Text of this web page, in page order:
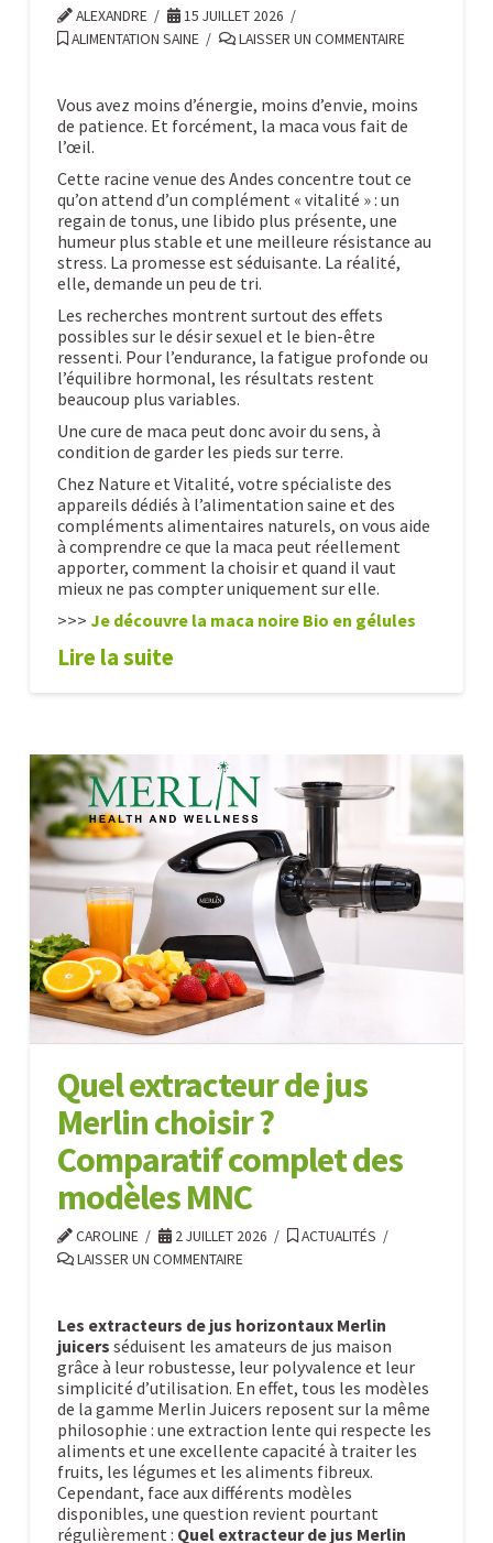
ALEXANDRE
15 JUILLET 2026
ALIMENTATION SAINE
LAISSER UN COMMENTAIRE
Vous avez moins d’énergie, moins d’envie, moins
de patience. Et forcément, la maca vous fait de
l’œil.
Cette racine venue des Andes concentre tout ce
qu’on attend d’un complément « vitalité » : un
regain de tonus, une libido plus présente, une
humeur plus stable et une meilleure résistance au
stress. La promesse est séduisante. La réalité,
elle, demande un peu de tri.
Les recherches montrent surtout des effets
possibles sur le désir sexuel et le bien-être
ressenti. Pour l’endurance, la fatigue profonde ou
l’équilibre hormonal, les résultats restent
beaucoup plus variables.
Une cure de maca peut donc avoir du sens, à
condition de garder les pieds sur terre.
Chez Nature et Vitalité, votre spécialiste des
appareils dédiés à l’alimentation saine et des
compléments alimentaires naturels, on vous aide
à comprendre ce que la maca peut réellement
apporter, comment la choisir et quand il vaut
mieux ne pas compter uniquement sur elle.
>>> Je découvre la maca noire Bio en gélules
Lire la suite
Cure
maca
:
énergie,
libido
et
humeur,
que
dit
la
07.15.2026
Quel extracteur de jus
Merlin choisir ?
Comparatif complet des
modèles MNC
CAROLINE 2 JUILLET 2026
ACTUALITÉS
LAISSER UN COMMENTAIRE
Les extracteurs de jus horizontaux Merlin
juicers séduisent les amateurs de jus maison
grâce à leur robustesse, leur polyvalence et leur
simplicité d’utilisation. En effet, tous les modèles
de la gamme Merlin Juicers reposent sur la même
philosophie : une extraction lente qui respecte les
aliments et une excellente capacité à traiter les
fruits, les légumes et les aliments fibreux.
Cependant, face aux différents modèles
disponibles, une question revient pourtant
régulièrement : Quel extracteur de jus Merlin